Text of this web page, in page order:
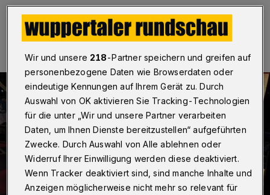
21.05.2015 , 18:47 Uhr 2 Minuten Lesezeit
Wir und unsere 218-Partner speichern und greifen auf
personenbezogene Daten wie Browserdaten oder
eindeutige Kennungen auf Ihrem Gerät zu. Durch
Auswahl von OK aktivieren Sie Tracking-Technologien
für die unter „Wir und unsere Partner verarbeiten
Daten, um Ihnen Dienste bereitzustellen“ aufgeführten
Zwecke. Durch Auswahl von Alle ablehnen oder
Widerruf Ihrer Einwilligung werden diese deaktiviert.
Wenn Tracker deaktiviert sind, sind manche Inhalte und
Anzeigen möglicherweise nicht mehr so relevant für